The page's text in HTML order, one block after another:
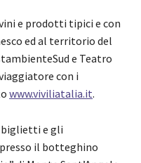
e prodotti tipici e con
ed al territorio del
e Teatro
con i
www.viviliatalia.it.
biglietti e gli
il botteghino